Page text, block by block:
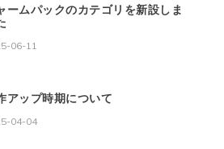
ームパックのカテゴリを新設しま
06-11
アップ時期について
04-04